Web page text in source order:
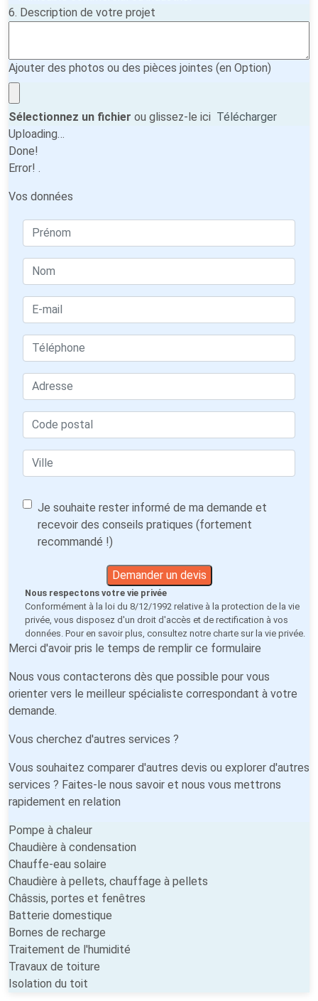
6. Description de votre projet
Ajouter des photos ou des pièces jointes (en Option)
Sélectionnez un fichier ou glissez-le ici Télécharger
Uploading…
Done!
Error! .
Vos données
Je souhaite rester informé de ma demande et
recevoir des conseils pratiques (fortement
recommandé !)
Demander un devis
Nous respectons votre vie privée
Conformément à la loi du 8/12/1992 relative à la protection de la vie
privée, vous disposez d'un droit d'accès et de rectification à vos
données. Pour en savoir plus, consultez notre charte sur la vie privée
Merci d'avoir pris le temps de remplir ce formulaire
Nous vous contacterons dès que possible pour vous
orienter vers le meilleur spécialiste correspondant à votre
demande.
Vous cherchez d'autres services ?
Vous souhaitez comparer d'autres devis ou explorer d'autres
services ? Faites-le nous savoir et nous vous mettrons
rapidement en relation
Pompe à chaleur
Chaudière à condensation
Chauffe-eau solaire
Chaudière à pellets, chauffage à pellets
Châssis, portes et fenêtres
Batterie domestique
Bornes de recharge
Traitement de l'humidité
Travaux de toiture
Isolation du toit